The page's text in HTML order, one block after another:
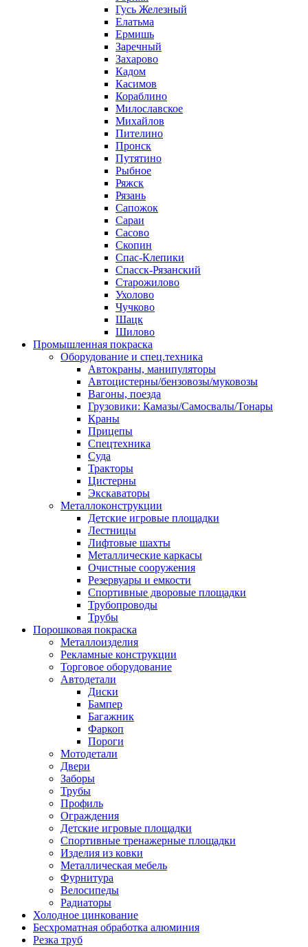
Гусь Железный
Елатьма
Ермишь
Заречный
Захарово
Кадом
Касимов
Кораблино
Милославское
Михайлов
Пителино
Пронск
Путятино
Рыбное
Ряжск
Рязань
Сапожок
Сараи
Сасово
Скопин
Спас-Клепики
Спасск-Рязанский
Старожилово
Ухолово
Чучково
Шацк
Шилово
Промышленная покраска
Оборудование и спец.техника
Автокраны, манипуляторы
Автоцистерны/бензовозы/муковозы
Вагоны, поезда
Грузовики: Камазы/Самосвалы/Тонары
Краны
Прицепы
Спецтехника
Суда
Тракторы
Цистерны
Экскаваторы
Металлоконструкции
Детские игровые площадки
Лестницы
Лифтовые шахты
Металлические каркасы
Очистные сооружения
Резервуары и емкости
Спортивные дворовые площадки
Трубопроводы
Трубы
Порошковая покраска
Металлоизделия
Рекламные конструкции
Торговое оборудование
Автодетали
Диски
Бампер
Багажник
Фаркоп
Пороги
Мотодетали
Двери
Заборы
Трубы
Профиль
Ограждения
Детские игровые площадки
Спортивные тренажерные площадки
Изделия из ковки
Металлическая мебель
Фурнитура
Велосипеды
Радиаторы
Холодное цинкование
Бесхроматная обработка алюминия
Резка труб